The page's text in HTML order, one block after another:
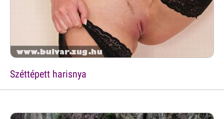
Széttépett harisnya